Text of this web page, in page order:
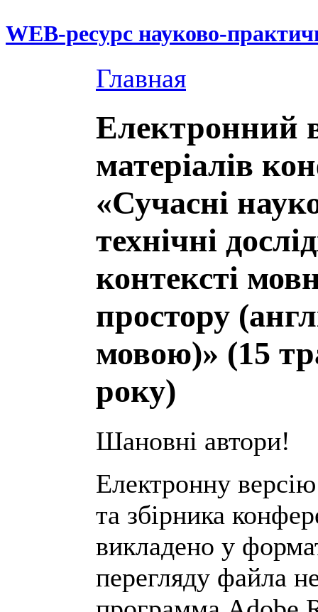
WEB-ресурс науково-
Главная
Електронний
матеріалів
«Сучасні
технічні
контексті
простору
мовою)» (15
року)
Шановні автори!
Електронну
та збірника
викладено у
перегляду файла